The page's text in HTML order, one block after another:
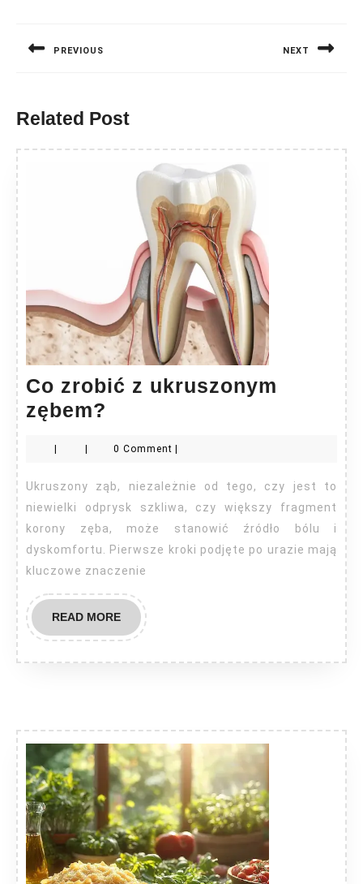
PREVIOUS NEXT
Related Post
Co zrobić z ukruszonym
zębem?
z
ukruszonym
zębem?
0 Comment
Ukruszony ząb, niezależnie od tego, czy jest to
niewielki odprysk szkliwa, czy większy fragment
korony zęba, może stanowić źródło bólu i
dyskomfortu. Pierwsze kroki podjęte po urazie mają
kluczowe znaczenie
READ MOREREAD
MORE